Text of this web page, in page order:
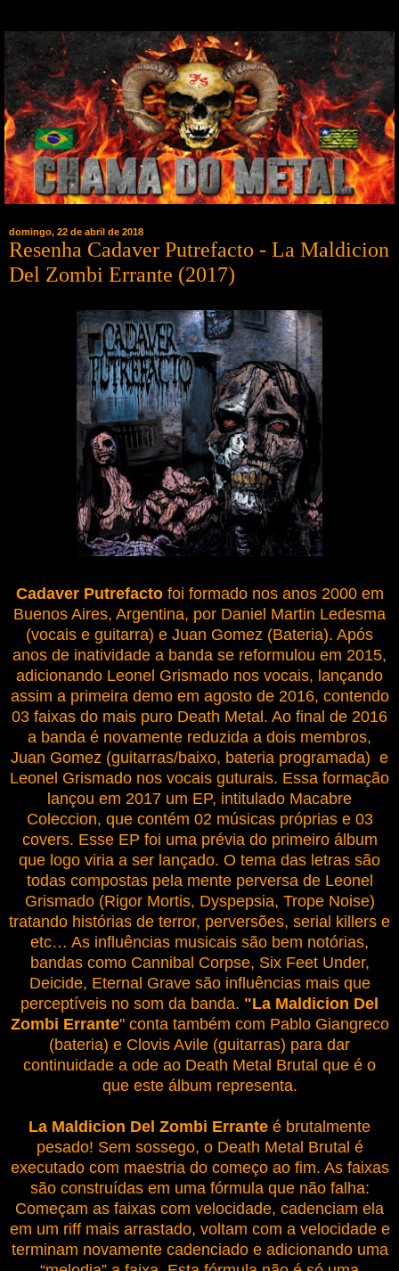
domingo, 22 de abril de 2018
Resenha Cadaver Putrefacto - La Maldicion
Del Zombi Errante (2017)
Cadaver Putrefactofoi formado nos anos 2000 em
Buenos Aires, Argentina, por Daniel Martin Ledesma
(vocais e guitarra) e Juan Gomez (Bateria). Após
anos de inatividade a banda se reformulou em 2015,
adicionando Leonel Grismado nos vocais, lançando
assim a primeira demo em agosto de 2016, contendo
03 faixas do mais puro Death Metal. Ao final de 2016
a banda é novamente reduzida a dois membros,
Juan Gomez (guitarras/baixo, bateria programada) e
Leonel Grismado nos vocais guturais. Essa formação
lançou em 2017 um EP, intitulado Macabre
Coleccion, que contém 02 músicas próprias e 03
covers. Esse EP foi uma prévia do primeiro álbum
que logo viria a ser lançado. O tema das letras são
todas compostas pela mente perversa de Leonel
Grismado (Rigor Mortis, Dyspepsia, Trope Noise)
tratando histórias de terror, perversões, serial killers e
etc… As influências musicais são bem notórias,
bandas como Cannibal Corpse, Six Feet Under,
Deicide, Eternal Grave são influências mais que
perceptíveis no som da banda. "La Maldicion Del
Zombi Errante" conta também com Pablo Giangreco
(bateria) e Clovis Avile (guitarras) para dar
continuidade a ode ao Death Metal Brutal que é o
que este álbum representa.
La Maldicion Del Zombi Errante é brutalmente
pesado! Sem sossego, o Death Metal Brutal é
executado com maestria do começo ao fim. As faixas
são construídas em uma fórmula que não falha:
Começam as faixas com velocidade, cadenciam ela
em um riff mais arrastado, voltam com a velocidade e
terminam novamente cadenciado e adicionando uma